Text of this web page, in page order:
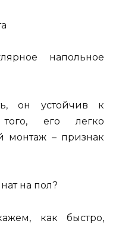
напольное
он устойчив к
его легко
монтаж – признак
на пол?
как быстро,